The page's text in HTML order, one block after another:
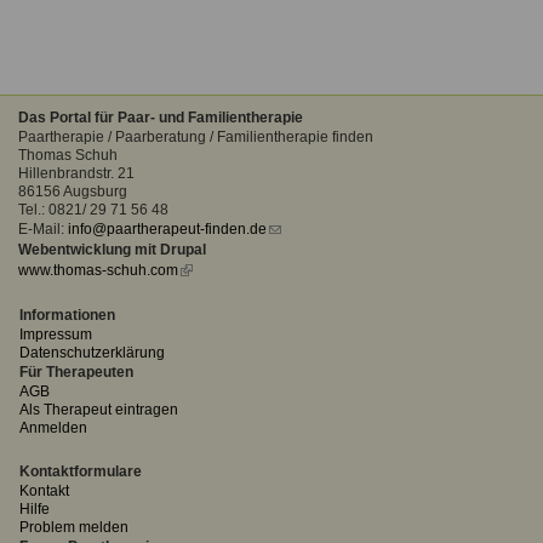
Das Portal für Paar- und Familientherapie
Paartherapie / Paarberatung / Familientherapie finden
Thomas Schuh
Hillenbrandstr. 21
86156 Augsburg
Tel.: 0821/ 29 71 56 48
E-Mail: info@paartherapeut-finden.de (link
Webentwicklung mit Drupal
www.thomas-schuh.com(link
Informationen
Impressum
Datenschutzerklärung
Für Therapeuten
AGB
Als Therapeut eintragen
Anmelden
Kontaktformulare
Kontakt
Hilfe
Problem melden